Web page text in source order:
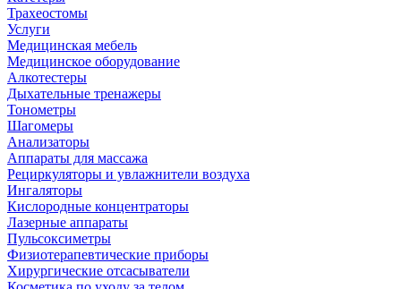
Трахеостомы
Услуги
Медицинская мебель
Медицинское оборудование
Алкотестеры
Дыхательные тренажеры
Тонометры
Шагомеры
Анализаторы
Аппараты для массажа
Рециркуляторы и увлажнители воздуха
Ингаляторы
Кислородные концентраторы
Лазерные аппараты
Пульсоксиметры
Физиотерапевтические приборы
Хирургические отсасыватели